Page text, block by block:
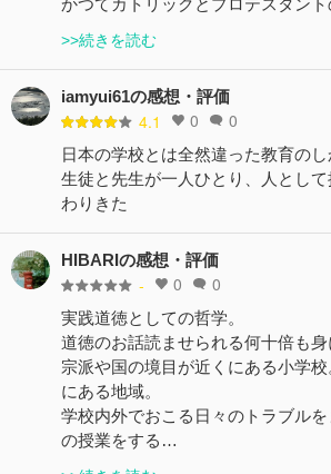
>>続きを読む
iamyui61の感想・評価
4.1 0 0
日本の学校とは全然違った教育の
生徒と先生が一人ひとり、人とし
わりきた
HIBARIの感想・評価
- 0 0
実践道徳としての哲学。
道徳のお話読ませられる何十倍も身
宗派や国の境目が近くにある小学
にある地域。
学校内外でおこる日々のトラブル
の授業をする…